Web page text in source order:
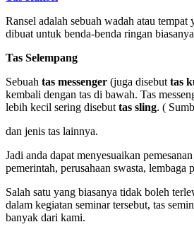
Ransel adalah sebuah wadah atau
dibuat untuk benda-benda ringan
Tas Selempang
Sebuah tas messenger (juga disebut tas
kembali dengan tas di bawah. Tas
lebih kecil sering disebut tas sling. (
dan jenis tas lainnya.
Jadi anda dapat menyesuaikan
pemerintah, perusahaan swasta, lembaga
Salah satu yang biasanya tidak boleh
dalam kegiatan seminar tersebut, tas
banyak dari kami.